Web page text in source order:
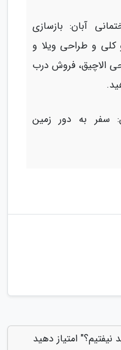
آبان: بازسازی
و طراحی ویلا و
الاچیق، فروش درب
سفر به دور زمین
امتیاز دهید